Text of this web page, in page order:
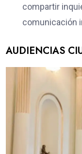
compartir
comunicación
AUDIENCIAS